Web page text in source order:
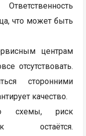
что может быть
центрам
отсутствовать.
сторонними
качество.
схемы, риск
остаётся.